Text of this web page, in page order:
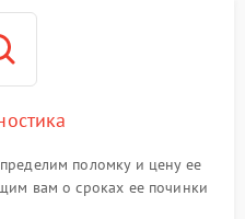
поломку и цену ее
вам о сроках ее починки